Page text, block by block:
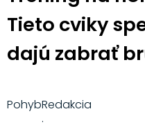
Tieto cviky
dajú zabrať
PohybRedakcia
·